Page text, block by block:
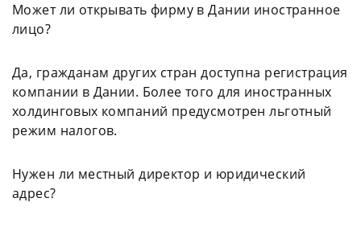
Может ли открывать фирму в Дании иностранное
лицо?
Да, гражданам других стран доступна регистрация
компании в Дании. Более того для иностранных
холдинговых компаний предусмотрен льготный
режим налогов.
Нужен ли местный директор и юридический
адрес?